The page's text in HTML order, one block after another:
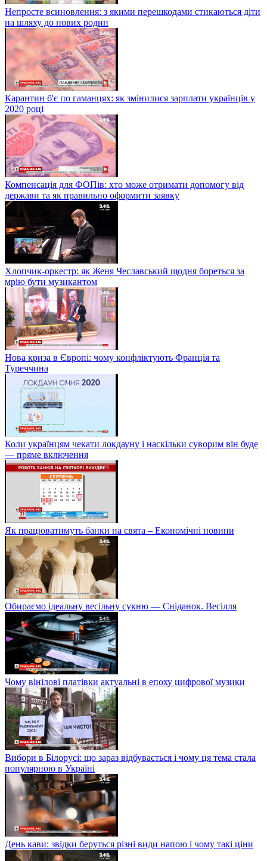
Непросте всиновлення: з якими перешкодами стикаються діти
на шляху до нових родин
Карантин б'є по гаманцях: як змінилися зарплати українців у
2020 році
Компенсація для ФОПів: хто може отримати допомогу від
держави та як правильно оформити заявку
Хлопчик-оркестр: як Женя Чеславський щодня бореться за
мрію бути музикантом
Нова криза в Європі: чому конфліктують Франція та
Туреччина
Коли українцям чекати локдауну і наскільки суворим він буде
— пряме включення
Як працюватимуть банки на свята – Економічні новини
Обираємо ідеальну весільну сукню — Сніданок. Весілля
Чому вінілові платівки актуальні в епоху цифрової музики
Вибори в Білорусі: що зараз відбувається і чому ця тема стала
популярною в Україні
День кави: звідки беруться різні види напою і чому такі ціни